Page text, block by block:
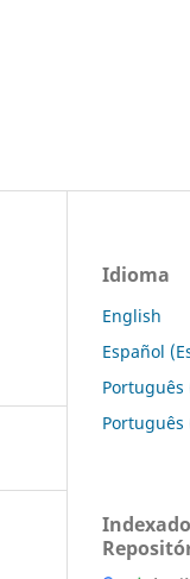
Idioma
English
Español
Português
Português